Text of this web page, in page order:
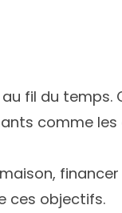
fil du
comme
ces objectifs.